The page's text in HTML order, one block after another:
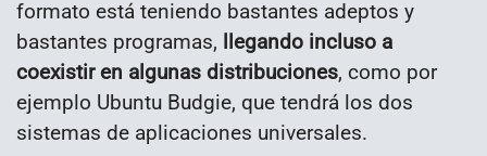
formato está teniendo bastantes adeptos y
bastantes programas, llegando incluso a
coexistir en algunas distribuciones, como por
ejemplo Ubuntu Budgie, que tendrá los dos
sistemas de aplicaciones universales.